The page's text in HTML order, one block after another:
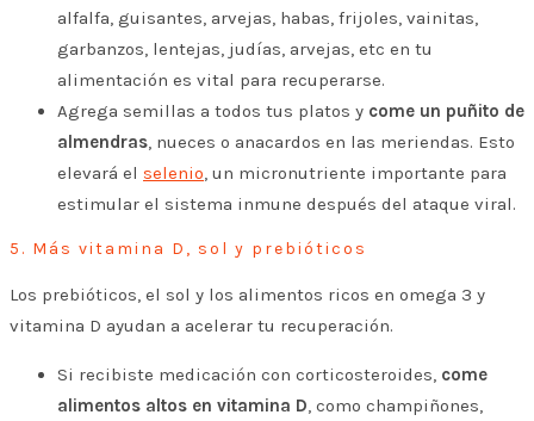
alfalfa, guisantes, arvejas, habas, frijoles, vainitas,
garbanzos, lentejas, judías, arvejas, etc en tu
alimentación es vital para recuperarse.
Agrega semillas a todos tus platos y come un puñito de
almendras, nueces o anacardos en las meriendas. Esto
elevará el selenio, un micronutriente importante para
estimular el sistema inmune después del ataque viral.
5. Más vitamina D, sol y prebióticos
Los prebióticos, el sol y los alimentos ricos en omega 3 y
vitamina D ayudan a acelerar tu recuperación.
Si recibiste medicación con corticosteroides, come
alimentos altos en vitamina D, como champiñones,